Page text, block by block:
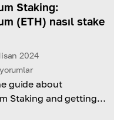
Staking:
(ETH) nasıl stake
2024
yorumlar
guide about
Staking and getting